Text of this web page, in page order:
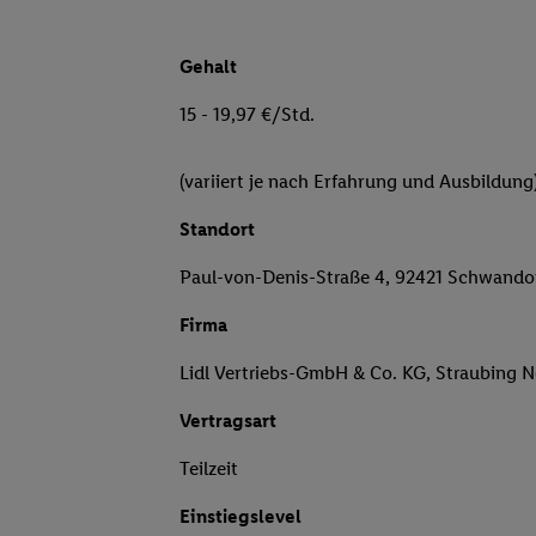
Gehalt
15 - 19,97 €/Std.
(variiert je nach Erfahrung und
Standort
Paul-von-Denis-Straße 4, 92421
Firma
Lidl Vertriebs-GmbH & Co. KG, Straubing
Vertragsart
Teilzeit
Einstiegslevel